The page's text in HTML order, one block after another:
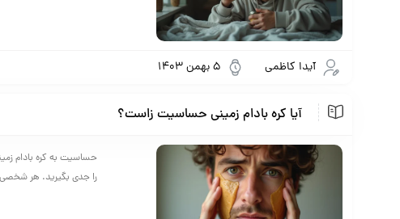
آیدا کاظمی 5 بهمن 1403
آیا کره بادام زمینی حساسیت زاست؟
حساسیت به کره بادام
را جدی بگیرید. هر شخصی